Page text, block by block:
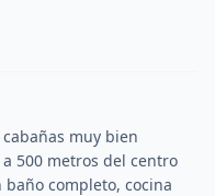
muy bien
500 metros del centro
completo, cocina